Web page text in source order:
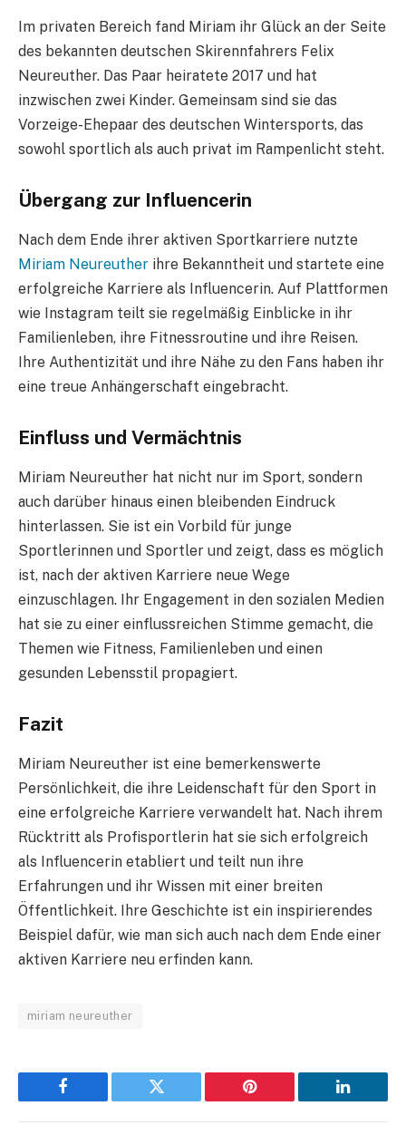
Im privaten Bereich fand Miriam ihr Glück an der Seite
des bekannten deutschen Skirennfahrers Felix
Neureuther. Das Paar heiratete 2017 und hat
inzwischen zwei Kinder. Gemeinsam sind sie das
Vorzeige-Ehepaar des deutschen Wintersports, das
sowohl sportlich als auch privat im Rampenlicht steht.
Übergang zur Influencerin
Nach dem Ende ihrer aktiven Sportkarriere nutzte
Miriam Neureuther ihre Bekanntheit und startete eine
erfolgreiche Karriere als Influencerin. Auf Plattformen
wie Instagram teilt sie regelmäßig Einblicke in ihr
Familienleben, ihre Fitnessroutine und ihre Reisen.
Ihre Authentizität und ihre Nähe zu den Fans haben ihr
eine treue Anhängerschaft eingebracht.
Einfluss und Vermächtnis
Miriam Neureuther hat nicht nur im Sport, sondern
auch darüber hinaus einen bleibenden Eindruck
hinterlassen. Sie ist ein Vorbild für junge
Sportlerinnen und Sportler und zeigt, dass es möglich
ist, nach der aktiven Karriere neue Wege
einzuschlagen. Ihr Engagement in den sozialen Medien
hat sie zu einer einflussreichen Stimme gemacht, die
Themen wie Fitness, Familienleben und einen
gesunden Lebensstil propagiert.
Fazit
Miriam Neureuther ist eine bemerkenswerte
Persönlichkeit, die ihre Leidenschaft für den Sport in
eine erfolgreiche Karriere verwandelt hat. Nach ihrem
Rücktritt als Profisportlerin hat sie sich erfolgreich
als Influencerin etabliert und teilt nun ihre
Erfahrungen und ihr Wissen mit einer breiten
Öffentlichkeit. Ihre Geschichte ist ein inspirierendes
Beispiel dafür, wie man sich auch nach dem Ende einer
aktiven Karriere neu erfinden kann.
miriam neureuther
Facebook Twitter Pinterest LinkedIn